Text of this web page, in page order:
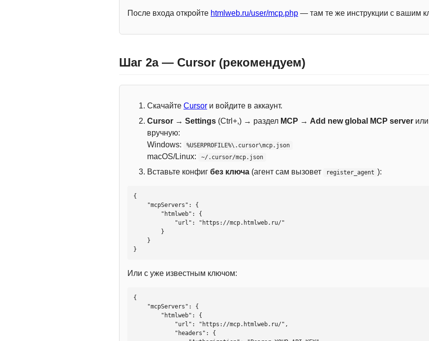
После входа откройте htmlweb.ru/user/mcp.php — там те же инструкции с вашим
Шаг 2a — Cursor (рекомендуем)
Скачайте Cursor и войдите в аккаунт.
Cursor → Settings (Ctrl+,) → раздел MCP → Add new global MCP server
вручную:
Windows:
%USERPROFILE%\.cursor\mcp.json
macOS/Linux: ~/.cursor/mcp.json
Вставьте конфиг без ключа (агент сам вызовет register_agent ):
{
}
Или с уже известным ключом:
{